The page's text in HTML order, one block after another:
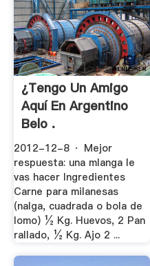
¿Tengo Un Amigo
Aquí En Argentino
Belo .
2012-12-8 · Mejor
respuesta: una mlanga le
vas hacer Ingredientes
Carne para milanesas
(nalga, cuadrada o bola de
lomo) ½ Kg. Huevos, 2 Pan
rallado, ½ Kg. Ajo 2 ...